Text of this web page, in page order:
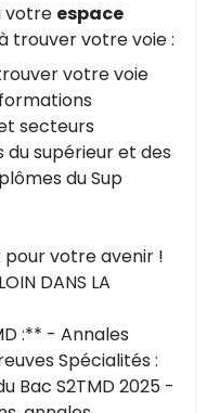
votre espace
trouver votre voie :
votre voie
secteurs
supérieur et des
du Sup
pour votre avenir !
DANS LA
:** - Annales
Spécialités :
Bac S2TMD 2025 -